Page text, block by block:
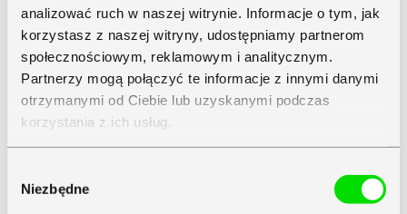
analizować ruch w naszej witrynie. Informacje o tym, jak
korzystasz z naszej witryny, udostępniamy partnerom
społecznościowym, reklamowym i analitycznym.
Partnerzy mogą połączyć te informacje z innymi danymi
otrzymanymi od Ciebie lub uzyskanymi podczas
korzystania z ich usług.
zgody
Niezbędne